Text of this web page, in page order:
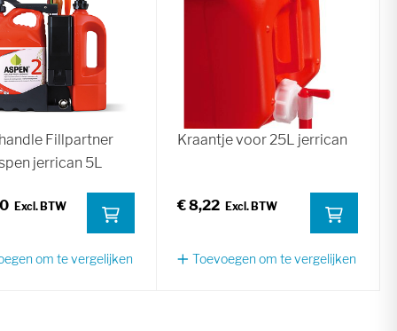
Fillpartner
jerrican 5L
om te vergelijken
Kraantje voor 25L jerrican
€ 8,22
Toevoegen om te vergelijken